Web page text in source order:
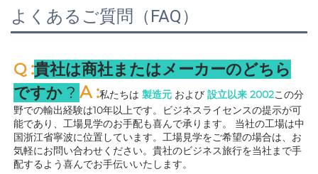
よくあるご質問（FAQ）
Q :貴社は商社またはメーカーのどちら
ですか ? A :私たちは 製造元 および 設立以来 2002この分
野での輸出経験は10年以上です。ビジネスライセンスの提示が可
能であり、工場見学のお手配も喜んで承ります。 当社の工場は中
国浙江省寧波に位置しています。工場見学をご希望の場合は、お
気軽にお問い合わせください。貴社のビジネス旅行を当社まで手
配するよう喜んでお手伝いいたします。